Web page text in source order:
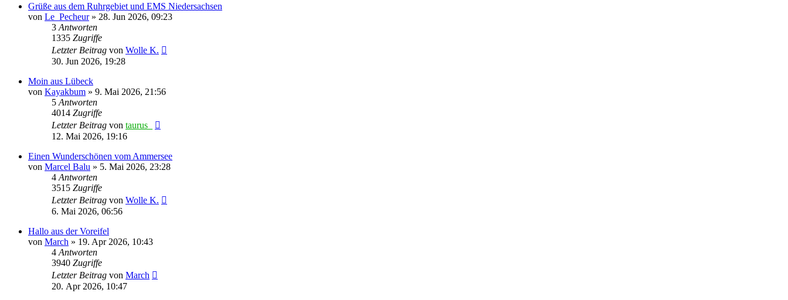
Grüße aus dem Ruhrgebiet und EMS Niedersachsen
von Le_Pecheur» 28. Jun 2026, 09:23
3 Antworten
1335 Zugriffe
Letzter Beitrag von Wolle K.
30. Jun 2026, 19:28
Moin aus Lübeck
von Kayakbum » 9. Mai 2026, 21:56
5 Antworten
4014 Zugriffe
Letzter Beitrag von taurus_
12. Mai 2026, 19:16
Einen Wunderschönen vom Ammersee
von Marcel Balu » 5. Mai 2026, 23:28
4 Antworten
3515 Zugriffe
Letzter Beitrag von Wolle K.
6. Mai 2026, 06:56
Hallo aus der Voreifel
von March » 19. Apr 2026, 10:43
4 Antworten
3940 Zugriffe
Letzter Beitrag von March
20. Apr 2026, 10:47